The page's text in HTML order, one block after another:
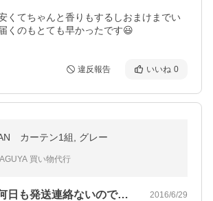
くてちゃんと香りもするしおまけまでい
くのもとても早かったです😃
違反報告 いいね 0
カーテン1組, グレー
買い物代行
注文してから何日も発送連絡ないので問合… 2016/6/29